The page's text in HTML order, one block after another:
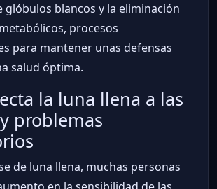
blancos y la eliminación
procesos
para mantener unas defensas
salud óptima.
la luna llena a las
problemas
de luna llena, muchas personas